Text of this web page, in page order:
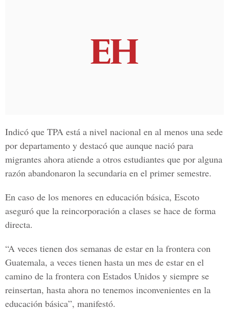
Indicó que TPA está a nivel nacional en al menos una sede
por departamento y destacó que aunque nació para
migrantes ahora atiende a otros estudiantes que por alguna
razón abandonaron la secundaria en el primer semestre.
En caso de los menores en educación básica, Escoto
aseguró que la reincorporación a clases se hace de forma
directa.
“A veces tienen dos semanas de estar en la frontera con
Guatemala, a veces tienen hasta un mes de estar en el
camino de la frontera con Estados Unidos y siempre se
reinsertan, hasta ahora no tenemos inconvenientes en la
educación básica”, manifestó.